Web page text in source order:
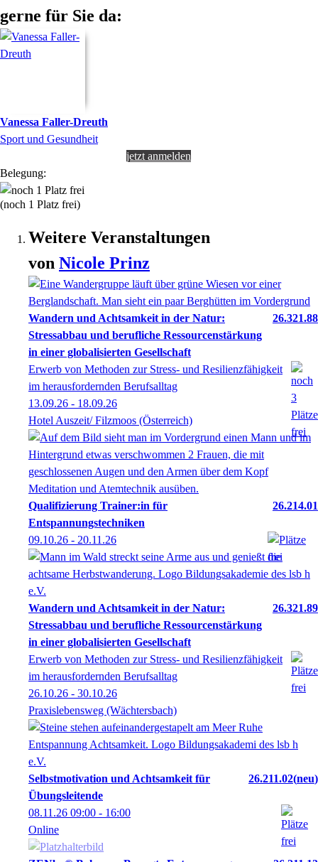
gerne für Sie da:
Vanessa Faller-Dreuth
Sport und Gesundheit
jetzt anmelden
Belegung:
(noch 1 Platz frei)
Weitere Veranstaltungen
von Nicole Prinz
Wandern und Achtsamkeit in der Natur:
Stressabbau und berufliche Ressourcenstärkung
in einer globalisierten Gesellschaft
26.321.88
Erwerb von Methoden zur Stress- und Resilienzfähigkeit
im herausfordernden Berufsalltag
13.09.26 - 18.09.26
Hotel Auszeit/ Filzmoos (Österreich)
Qualifizierung Trainer:in für
Entspannungstechniken
26.214.01
09.10.26 - 20.11.26
Wandern und Achtsamkeit in der Natur:
Stressabbau und berufliche Ressourcenstärkung
in einer globalisierten Gesellschaft
26.321.89
Erwerb von Methoden zur Stress- und Resilienzfähigkeit
im herausfordernden Berufsalltag
26.10.26 - 30.10.26
Praxislebensweg (Wächtersbach)
Selbstmotivation und Achtsamkeit für
Übungsleitende
26.211.02 neu
08.11.26 09:00 - 16:00
Online